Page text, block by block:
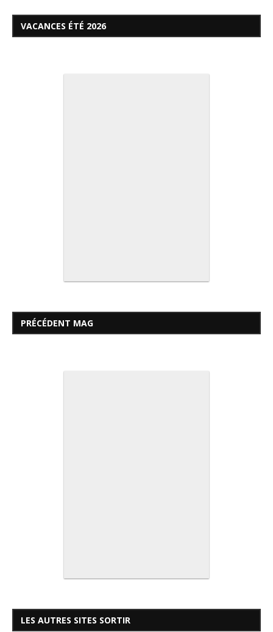
VACANCES ÉTÉ 2026
PRÉCÉDENT MAG
LES AUTRES SITES SORTIR